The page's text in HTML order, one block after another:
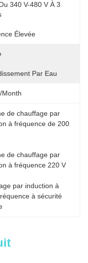
340 V-480 V À 3
Élevée
Par Eau
month
de chauffage par
à fréquence de 200
de chauffage par
à fréquence 220 V
par induction à
à sécurité